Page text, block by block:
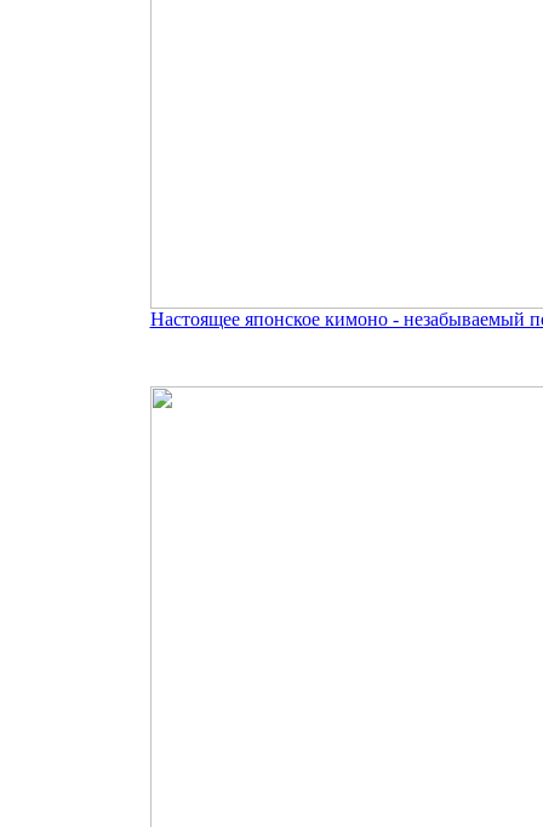
Настоящее японское кимоно - незабываемый